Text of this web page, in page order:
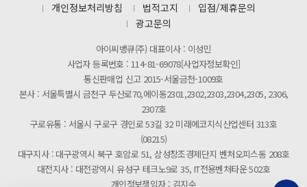
[마일리지 적립 및 사용 정책 개편 안내]
개인정보처리방침
법적고지
입점/제휴문의
광고문의
아이씨뱅큐(주) 대표이사 : 이성민
사업자 등록번호 : 114-81-69078[사업자정보확인]
통신판매업 신고 2015-서울금천-1009호
본사 : 서울특별시 금천구 두산로70,에이동2301,2302,2303,2304,2305, 2306,
2307호
구로유통 : 서울시 구로구 경인로 53길 32 미래에코지식산업센터 313호
(08215)
대구지사 : 대구광역시 북구 호암로 51, 삼성창조경제단지 벤처오피스동 208호
대전지사 : 대전광역시 유성구 테크노9로 35, IT전용벤처타운 502호
개인정보책임자 : 김지수